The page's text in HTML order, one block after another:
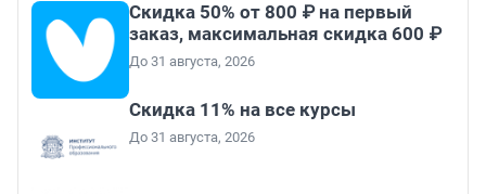
Скидка 50% от 800 ₽ на первый
заказ, максимальная скидка 600 ₽
До 31 августа, 2026
Скидка 11% на все курсы
До 31 августа, 2026